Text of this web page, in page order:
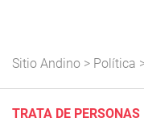
Sitio Andino > Política
TRATA DE PERSONAS